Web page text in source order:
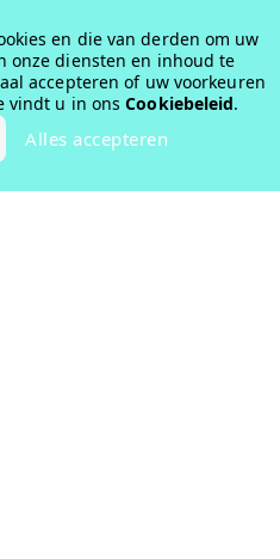
en die van derden om uw
onze diensten en inhoud te
accepteren of uw voorkeuren
vindt u in onsCookiebeleid.
Alles accepteren
the brand